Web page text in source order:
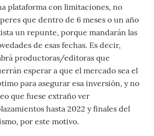
plataforma con limitaciones, no
que dentro de 6 meses o un año
un repunte, porque mandarán las
de esas fechas. Es decir,
productoras/editoras que
esperar a que el mercado sea el
para asegurar esa inversión, y no
que fuese extraño ver
hasta 2022 y finales del
por este motivo.